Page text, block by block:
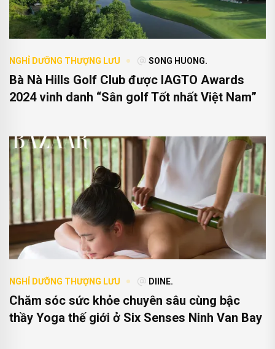
NGHỈ DƯỠNG THƯỢNG LƯU SONG HUONG.
Bà Nà Hills Golf Club được IAGTO Awards
2024 vinh danh “Sân golf Tốt nhất Việt Nam”
NGHỈ DƯỠNG THƯỢNG LƯU DIINE.
Chăm sóc sức khỏe chuyên sâu cùng bậc
thầy Yoga thế giới ở Six Senses Ninh Van Bay